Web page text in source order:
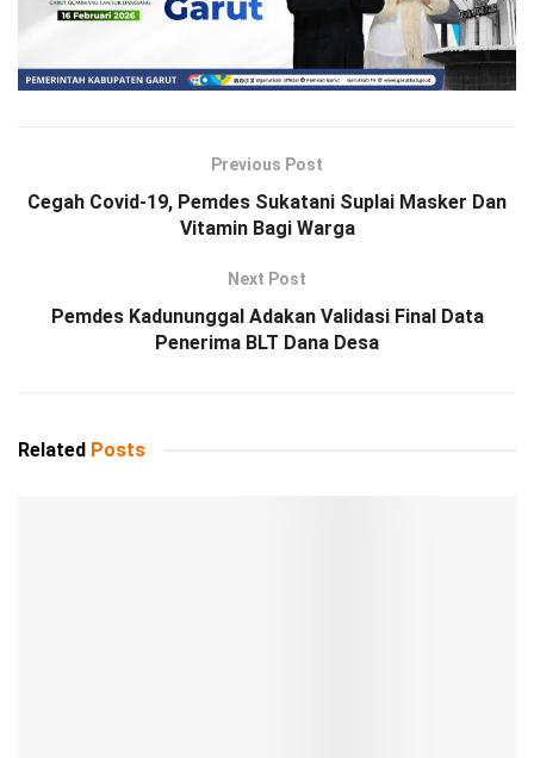
Previous Post
Cegah Covid-19, Pemdes Sukatani Suplai Masker Dan
Vitamin Bagi Warga
Next Post
Pemdes Kadununggal Adakan Validasi Final Data
Penerima BLT Dana Desa
Related Posts